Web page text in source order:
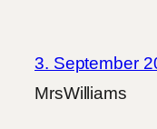
3. September
MrsWilliams